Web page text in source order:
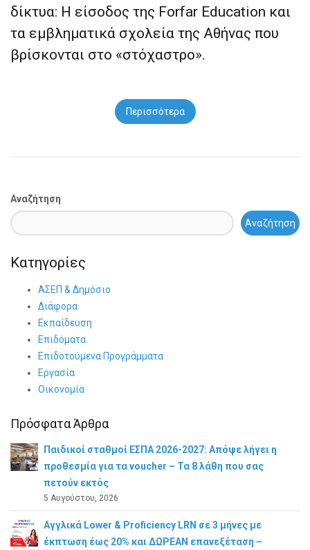
δίκτυα: Η είσοδος της Forfar Education και
τα εμβληματικά σχολεία της Αθήνας που
βρίσκονται στο «στόχαστρο».
Περισσότερα
Αναζήτηση
Αναζήτηση
Κατηγορίες
ΑΣΕΠ & Δημόσιο
Διάφορα
Εκπαίδευση
Επιδόματα
Επιδοτούμενα Προγράμματα
Εργασία
Οικονομία
Πρόσφατα Άρθρα
Παιδικοί σταθμοί ΕΣΠΑ 2026-2027: Απόψε λήγει η
προθεσμία για τα voucher – Τα 8 λάθη που σας
πετούν εκτός
5 Αυγούστου, 2026
Αγγλικά Lower & Proficiency LRN σε 3 μήνες με
έκπτωση έως 20% και ΔΩΡΕΑΝ επανεξέταση –